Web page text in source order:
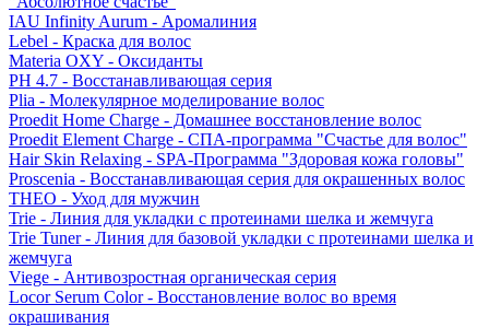
IAU Infinity Aurum - Аромалиния
Lebel - Краска для волос
Materia OXY - Оксиданты
PH 4.7 - Восстанавливающая серия
Plia - Молекулярное моделирование волос
Proedit Home Charge - Домашнее восстановление волос
Proedit Element Charge - СПА-программа "Счастье для волос"
Hair Skin Relaxing - SPA-Программа "Здоровая кожа головы"
Proscenia - Восстанавливающая серия для окрашенных волос
THEO - Уход для мужчин
Trie - Линия для укладки с протеинами шелка и жемчуга
Trie Tuner - Линия для базовой укладки с протеинами шелка и
жемчуга
Viege - Антивозростная органическая серия
Locor Serum Color - Восстановление волос во время
окрашивания